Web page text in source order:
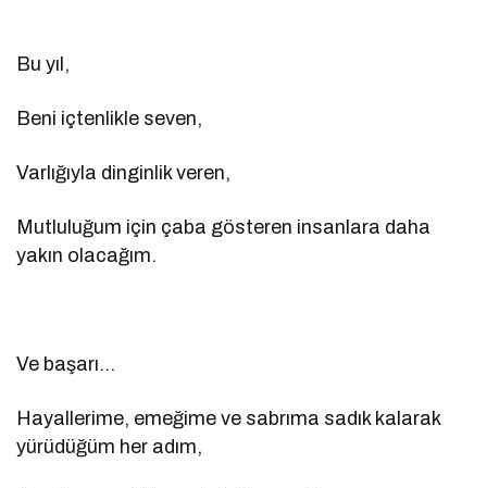
Bu yıl,
Beni içtenlikle seven,
Varlığıyla dinginlik veren,
Mutluluğum için çaba gösteren insanlara daha
yakın olacağım.
Ve başarı…
Hayallerime, emeğime ve sabrıma sadık kalarak
yürüdüğüm her adım,